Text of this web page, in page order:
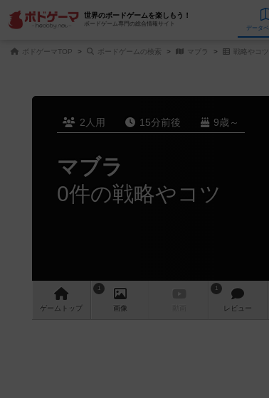
世界のボードゲームを楽しもう！
ボードゲーム専門の総合情報サイト
ボドゲーマTOP ボードゲームの検索 マブラ 戦略やコツ
2人用 15分前後 9歳～
マブラ
0件の戦略やコツ
ゲーム トップ
1
画像
1
レビュー